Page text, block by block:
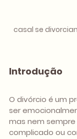
casal se
Introdução
O divórcio é um
ser
mas nem
complicado ou